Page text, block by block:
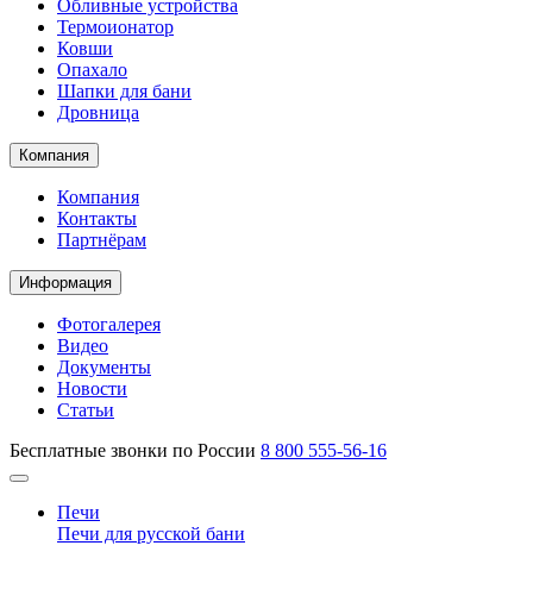
Обливные устройства
Термоионатор
Ковши
Опахало
Шапки для бани
Дровница
Компания
Компания
Контакты
Партнёрам
Информация
Фотогалерея
Видео
Документы
Новости
Статьи
Бесплатные звонки по России 8 800 555-56-16
Печи
Печи для русской бани